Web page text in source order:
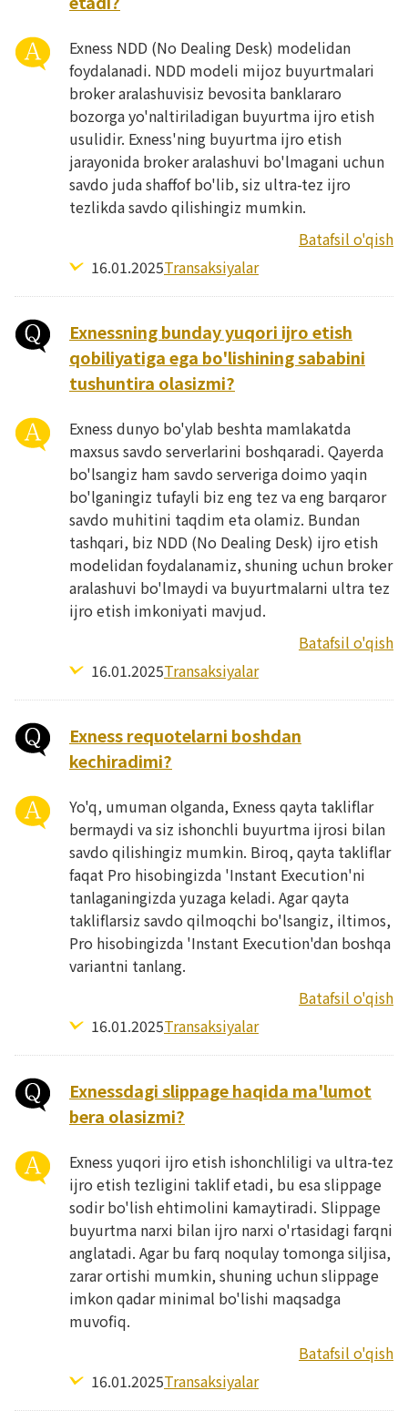
Exness NDD (No Dealing Desk) modelidan
foydalanadi. NDD modeli mijoz buyurtmalari
broker aralashuvisiz bevosita banklararo
bozorga yo'naltiriladigan buyurtma ijro etish
usulidir. Exness'ning buyurtma ijro etish
jarayonida broker aralashuvi bo'lmagani uchun
savdo juda shaffof bo'lib, siz ultra-tez ijro
tezlikda savdo qilishingiz mumkin.
Batafsil o'qish
16.01.2025Transaksiyalar
Exnessning bunday yuqori ijro etish
qobiliyatiga ega bo'lishining sababini
tushuntira olasizmi?
Exness dunyo bo'ylab beshta mamlakatda
maxsus savdo serverlarini boshqaradi. Qayerda
bo'lsangiz ham savdo serveriga doimo yaqin
bo'lganingiz tufayli biz eng tez va eng barqaror
savdo muhitini taqdim eta olamiz. Bundan
tashqari, biz NDD (No Dealing Desk) ijro etish
modelidan foydalanamiz, shuning uchun broker
aralashuvi bo'lmaydi va buyurtmalarni ultra tez
ijro etish imkoniyati mavjud.
Batafsil o'qish
16.01.2025Transaksiyalar
Exness requotelarni boshdan
kechiradimi?
Yo'q, umuman olganda, Exness qayta takliflar
bermaydi va siz ishonchli buyurtma ijrosi bilan
savdo qilishingiz mumkin. Biroq, qayta takliflar
faqat Pro hisobingizda 'Instant Execution'ni
tanlaganingizda yuzaga keladi. Agar qayta
takliflarsiz savdo qilmoqchi bo'lsangiz, iltimos,
Pro hisobingizda 'Instant Execution'dan boshqa
variantni tanlang.
Batafsil o'qish
16.01.2025Transaksiyalar
Exnessdagi slippage haqida ma'lumot
bera olasizmi?
Exness yuqori ijro etish ishonchliligi va ultra-tez
ijro etish tezligini taklif etadi, bu esa slippage
sodir bo'lish ehtimolini kamaytiradi. Slippage
buyurtma narxi bilan ijro narxi o'rtasidagi farqni
anglatadi. Agar bu farq noqulay tomonga siljisa,
zarar ortishi mumkin, shuning uchun slippage
imkon qadar minimal bo'lishi maqsadga
muvofiq.
Batafsil o'qish
16.01.2025Transaksiyalar